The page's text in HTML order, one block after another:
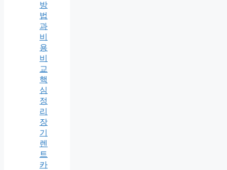
방
법
과
비
용
비
교
핵
심
정
리
장
기
렌
트
카